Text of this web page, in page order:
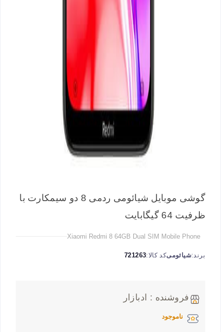
گوشی موبایل شیائومی ردمی 8 دو سیمکارت با
ظرفیت 64 گیگابایت
Xiaomi Redmi 8 64GB Dual SIM Mobile Phone
برند:شیائومیکد کالا:721263
فروشنده : ادبازار
ناموجود